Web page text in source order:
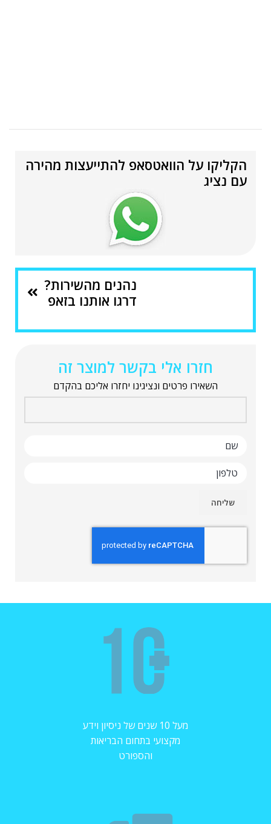
הקליקו על הוואטסאפ להתייעצות מהירה
עם נציג
נהנים מהשירות?
דרגו אותנו בזאפ
חזרו אלי בקשר למוצר זה
השאירו פרטים ונציגינו יחזרו אליכם בהקדם
מעל 10 שנים של ניסיון וידע
מקצועי בתחום הבריאות
והספורט